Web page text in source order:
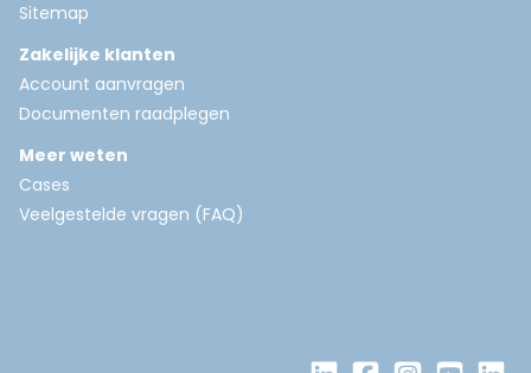
Sitemap
Zakelijke klanten
Account aanvragen
Documenten raadplegen
Meer weten
Cases
Veelgestelde vragen (FAQ)